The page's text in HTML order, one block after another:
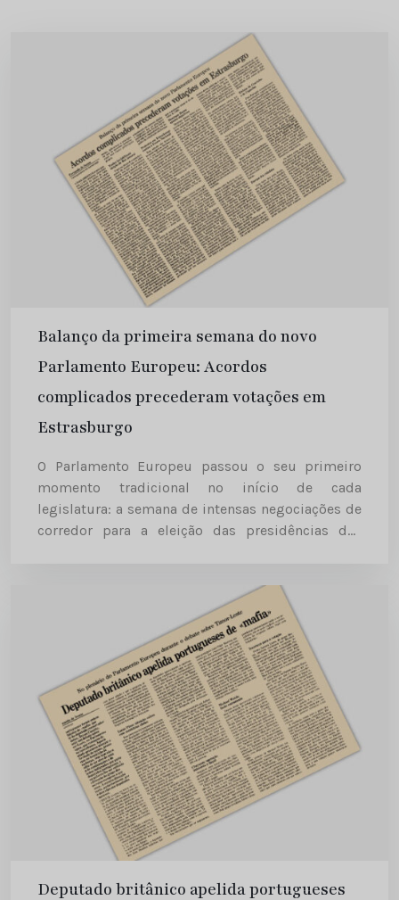
Balanço da primeira semana do novo
Parlamento Europeu: Acordos
complicados precederam votações em
Estrasburgo
O Parlamento Europeu passou o seu primeiro
momento tradicional no início de cada
legislatura: a semana de intensas negociações de
corredor para a eleição das presidências das
Deputado britânico apelida portugueses